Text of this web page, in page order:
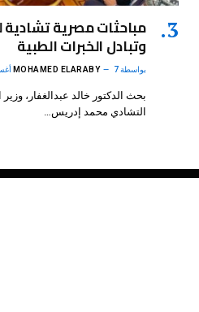
مباحثات مصرية تشادية
وتبادل الخبرات الطبية
بواسطة MOHAMED ELARABY 7 أغسطس، 2026
بحث الدكتور خالد عبدالغفار،
التشادي محمد إدريس…